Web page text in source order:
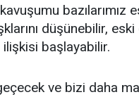
bazılarımız
düşünebilir,
başlayabilir.
ve bizi daha